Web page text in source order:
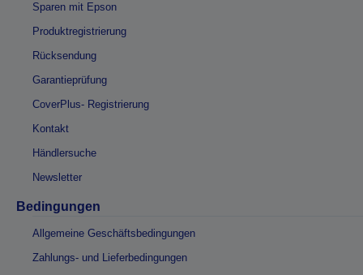
Sparen mit Epson
Produktregistrierung
Rücksendung
Garantieprüfung
CoverPlus- Registrierung
Kontakt
Händlersuche
Newsletter
Bedingungen
Allgemeine Geschäftsbedingungen
Zahlungs- und Lieferbedingungen